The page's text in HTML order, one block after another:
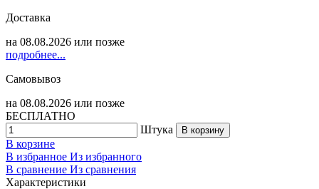
Доставка
на 08.08.2026 или позже
подробнее...
Самовывоз
на 08.08.2026 или позже
БЕСПЛАТНО
Штука
В корзину
В корзине
В избранное Из избранного
В сравнение Из сравнения
Характеристики